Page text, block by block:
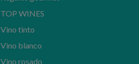
TOP WINES
Vino tinto
Vino blanco
Vino rosado